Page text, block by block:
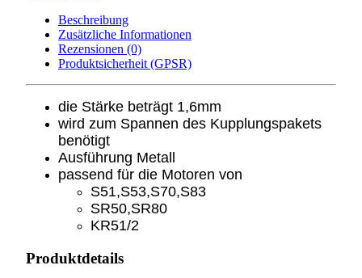
Beschreibung
Zusätzliche Informationen
Rezensionen (0)
Produktsicherheit (GPSR)
die Stärke beträgt 1,6mm
wird zum Spannen des Kupplungspakets
benötigt
Ausführung Metall
passend für die Motoren von
S51,S53,S70,S83
SR50,SR80
KR51/2
Produktdetails